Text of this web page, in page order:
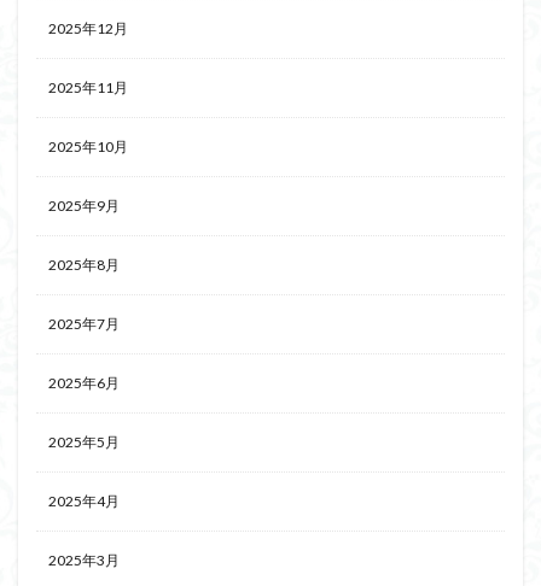
2025年12月
2025年11月
2025年10月
2025年9月
2025年8月
2025年7月
2025年6月
2025年5月
2025年4月
2025年3月